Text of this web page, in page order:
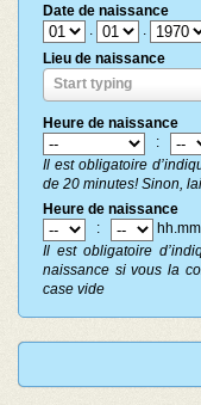
Date de naissance
Lieu de naissance
Start typing
Heure de naissance
:
Il est obligatoire
de 20 minutes! Sinon,
Heure de naissance
:
Il est obligatoire
naissance si vous la
case vide